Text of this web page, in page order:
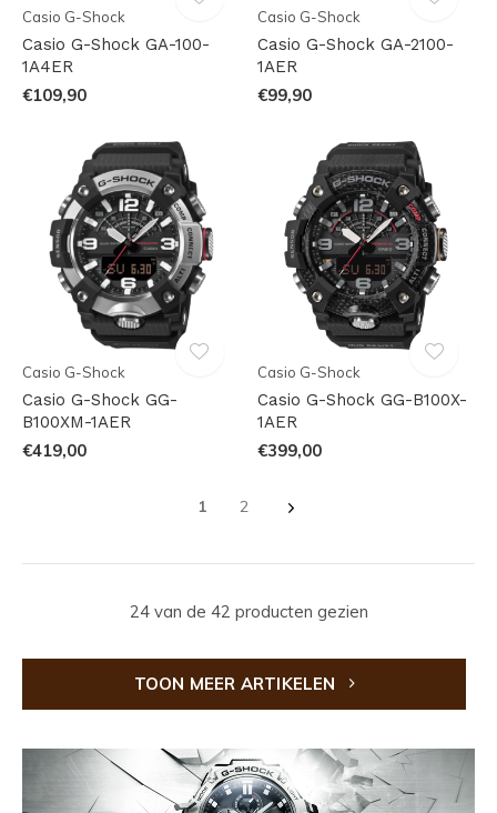
Casio G-Shock
Casio G-Shock GA-100-
1A4ER
€109,90
Casio G-Shock
Casio G-Shock GA-2100-
1AER
€99,90
Casio G-Shock
Casio G-Shock GG-
B100XM-1AER
€419,00
Casio G-Shock
Casio G-Shock GG-B100X-
1AER
€399,00
1 2
24 van de 42 producten gezien
TOON MEER ARTIKELEN